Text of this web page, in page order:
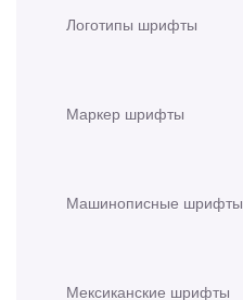
Логотипы шрифты
Маркер шрифты
Машинописные шрифты
Мексиканские шрифты